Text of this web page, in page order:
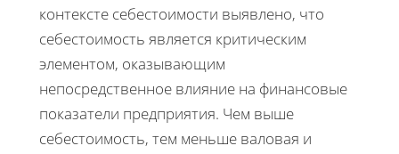
контексте себестоимости выявлено, что
себестоимость является критическим
элементом, оказывающим
непосредственное влияние на финансовые
показатели предприятия. Чем выше
себестоимость, тем меньше валовая и